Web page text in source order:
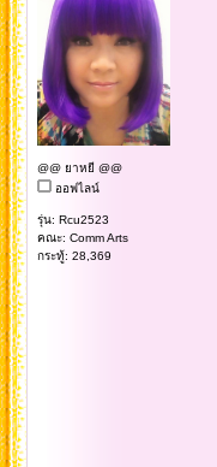
@@ ยาหยี @@
ออฟไลน์
รุ่น: Rcu2523
คณะ: Comm Arts
กระทู้: 28,369